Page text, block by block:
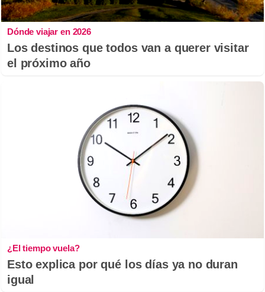
Dónde viajar en 2026
Los destinos que todos van a querer visitar
el próximo año
¿El tiempo vuela?
Esto explica por qué los días ya no duran
igual